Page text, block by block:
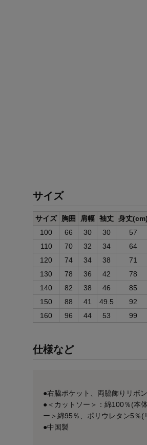
サイズ
サイズ 胸囲 肩幅 袖丈 身丈(cm)
100
66 30 30
57
110
70 32 34
64
120
74 34 38
71
130
78 36 42
78
140
82 38 46
85
150
88 41 49.5
92
160
96 44 53 99
仕様など
●右脇ポケット、両脇飾りリボン
●＜カットソー＞：綿100％(本
ー＞綿95％、ポリウレタン5％(
●中国製